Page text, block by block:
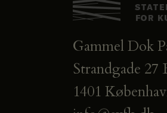
Gammel Dok
Strandgade 27
1401